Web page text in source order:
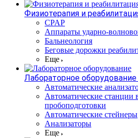
Физиотерапия и
CPAP
Аппараты ударно-
Бальнеология
Беговые дорожки
Еще
Лабораторное оборудование
Автоматические
Автоматические станции
пробоподготовки
Автоматические стейнеры
Анализаторы
Еще